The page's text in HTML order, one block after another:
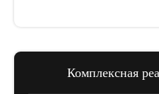
Комплексная